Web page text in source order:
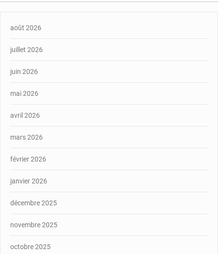
août 2026
juillet 2026
juin 2026
mai 2026
avril 2026
mars 2026
février 2026
janvier 2026
décembre 2025
novembre 2025
octobre 2025